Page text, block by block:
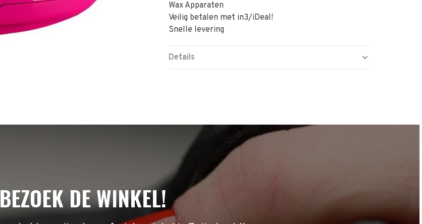
Wax Apparaten
Veilig betalen met in3/iDeal!
Snelle levering
Details
DE WINKEL!